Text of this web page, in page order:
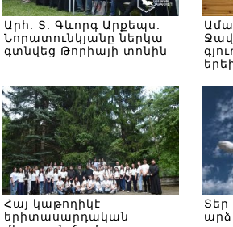
Արհ. Տ. Գևորգ Արքեպս.
Նորատունկյանը ներկա
գտնվեց Թորիայի տոնին
Հայ կաթողիկէ
երիտասարդական
Տեր